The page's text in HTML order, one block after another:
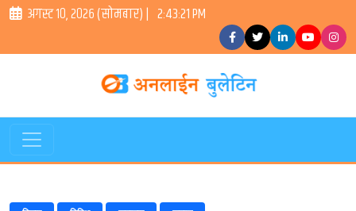
अगस्ट १०, २०२६ (सोमबार) | 2:43:21 PM